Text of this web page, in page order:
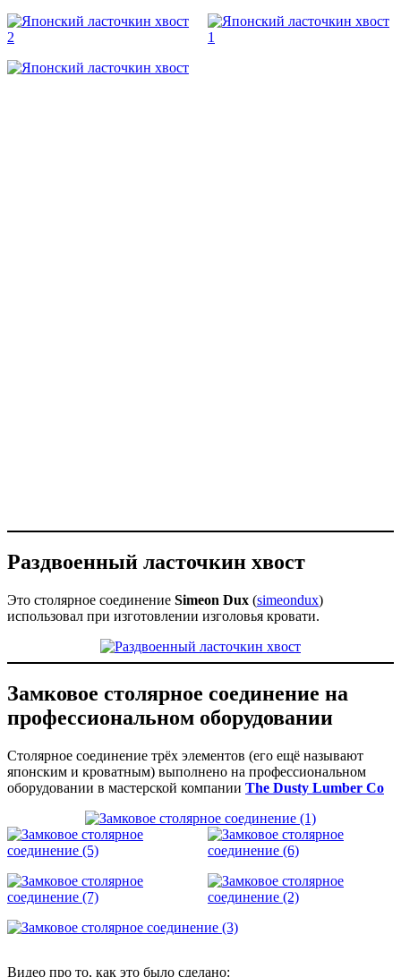
Раздвоенный ласточкин хвост
Это столярное соединение Simeon Dux (simeondux)
использовал при изготовлении изголовья кровати.
Замковое столярное соединение на
профессиональном оборудовании
Столярное соединение трёх элементов (его ещё называют
японским и кроватным) выполнено на профессиональном
оборудовании в мастерской компании The Dusty Lumber Co
Видео про то, как это было сделано: